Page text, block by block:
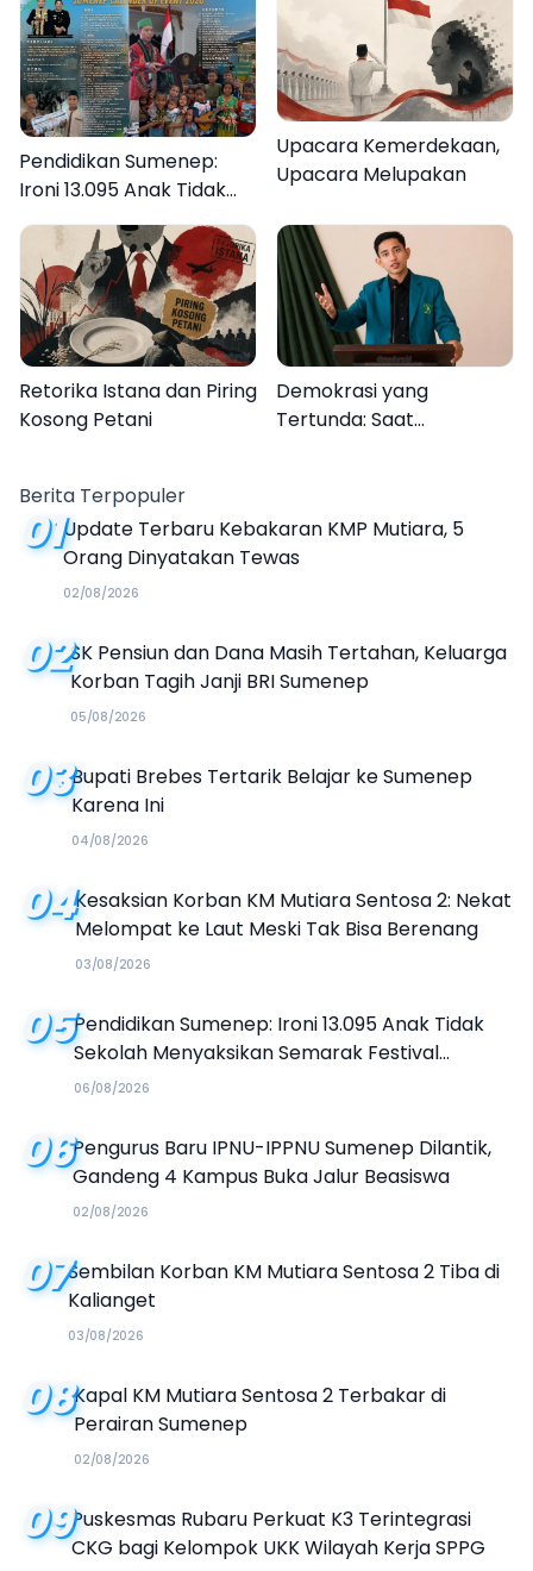
Pendidikan Sumenep:
Ironi 13.095 Anak Tidak
Sekolah Menyaksikan
Semarak Festival
Kalender Event 2026
Upacara Kemerdekaan,
Upacara Melupakan
Retorika Istana dan Piring
Kosong Petani
Demokrasi yang
Tertunda: Saat
Berita Terpopuler
01Update Terbaru Kebakaran KMP Mutiara, 5
Orang Dinyatakan Tewas
02/08/2026
02SK Pensiun dan Dana Masih Tertahan, Keluarga
Korban Tagih Janji BRI Sumenep
05/08/2026
03Bupati Brebes Tertarik Belajar ke Sumenep
Karena Ini
04/08/2026
04Kesaksian Korban KM Mutiara Sentosa 2: Nekat
Melompat ke Laut Meski Tak Bisa Berenang
03/08/2026
05Pendidikan Sumenep: Ironi 13.095 Anak Tidak
Sekolah Menyaksikan Semarak Festival
Kalender Event 2026
06/08/2026
06Pengurus Baru IPNU-IPPNU Sumenep Dilantik,
Gandeng 4 Kampus Buka Jalur Beasiswa
02/08/2026
07Sembilan Korban KM Mutiara Sentosa 2 Tiba di
Kalianget
03/08/2026
08Kapal KM Mutiara Sentosa 2 Terbakar di
Perairan Sumenep
02/08/2026
09Puskesmas Rubaru Perkuat K3 Terintegrasi
CKG bagi Kelompok UKK Wilayah Kerja SPPG